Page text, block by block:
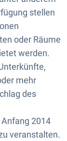
stellen
oder Räume
werden.
mehr
des
2014
veranstalten.